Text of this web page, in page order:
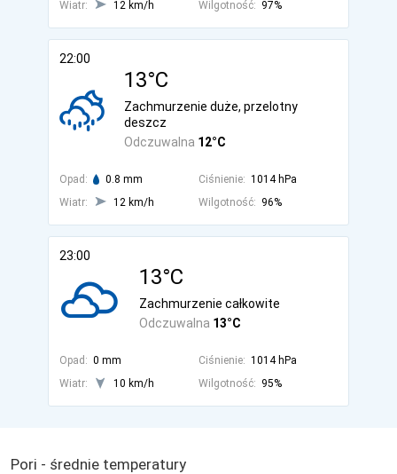
Wiatr: 12 km/h Wilgotność: 97%
22:00
13°C
Odczuwalna 12°C
Zachmurzenie duże, przelotny
deszcz
Opad: 0.8 mm Ciśnienie: 1014 hPa
Wiatr:
12 km/h Wilgotność: 96%
23:00
13°C
Odczuwalna 13°C
Zachmurzenie całkowite
Opad: 0 mm Ciśnienie: 1014 hPa
Wiatr:
10 km/h Wilgotność: 95%
Pori - średnie temperatury